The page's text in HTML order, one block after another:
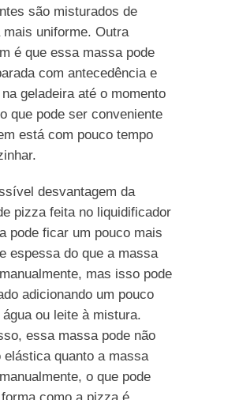
são misturados de
mais uniforme. Outra
é que essa massa pode
com antecedência e
geladeira até o momento
que pode ser conveniente
está com pouco tempo
desvantagem da
pizza feita no liquidificador
pode ficar um pouco mais
espessa do que a massa
mas isso pode
adicionando um pouco
ou leite à mistura.
essa massa pode não
elástica quanto a massa
o que pode